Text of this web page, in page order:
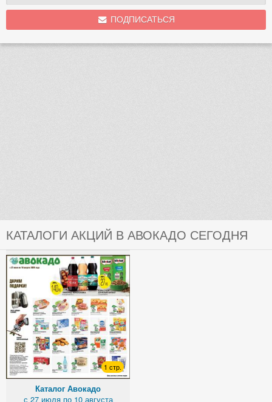
ПОДПИСАТЬСЯ
КАТАЛОГИ АКЦИЙ В АВОКАДО СЕГОДНЯ
1 стр.
Каталог Авокадо
с 27 июля по 10 августа